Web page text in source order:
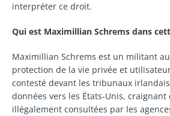
interpréter ce droit.
Qui est Maximillian Schrems dans
Maximillian Schrems est un militant
protection de la vie privée et
contesté devant les tribunaux
données vers les États-Unis, craignant
illégalement consultées par les